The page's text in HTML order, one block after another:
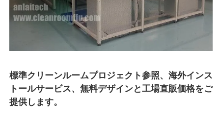
標準クリーンルームプロジェクト参照、海外インス
トールサービス、無料デザインと工場直販価格をご
提供します。